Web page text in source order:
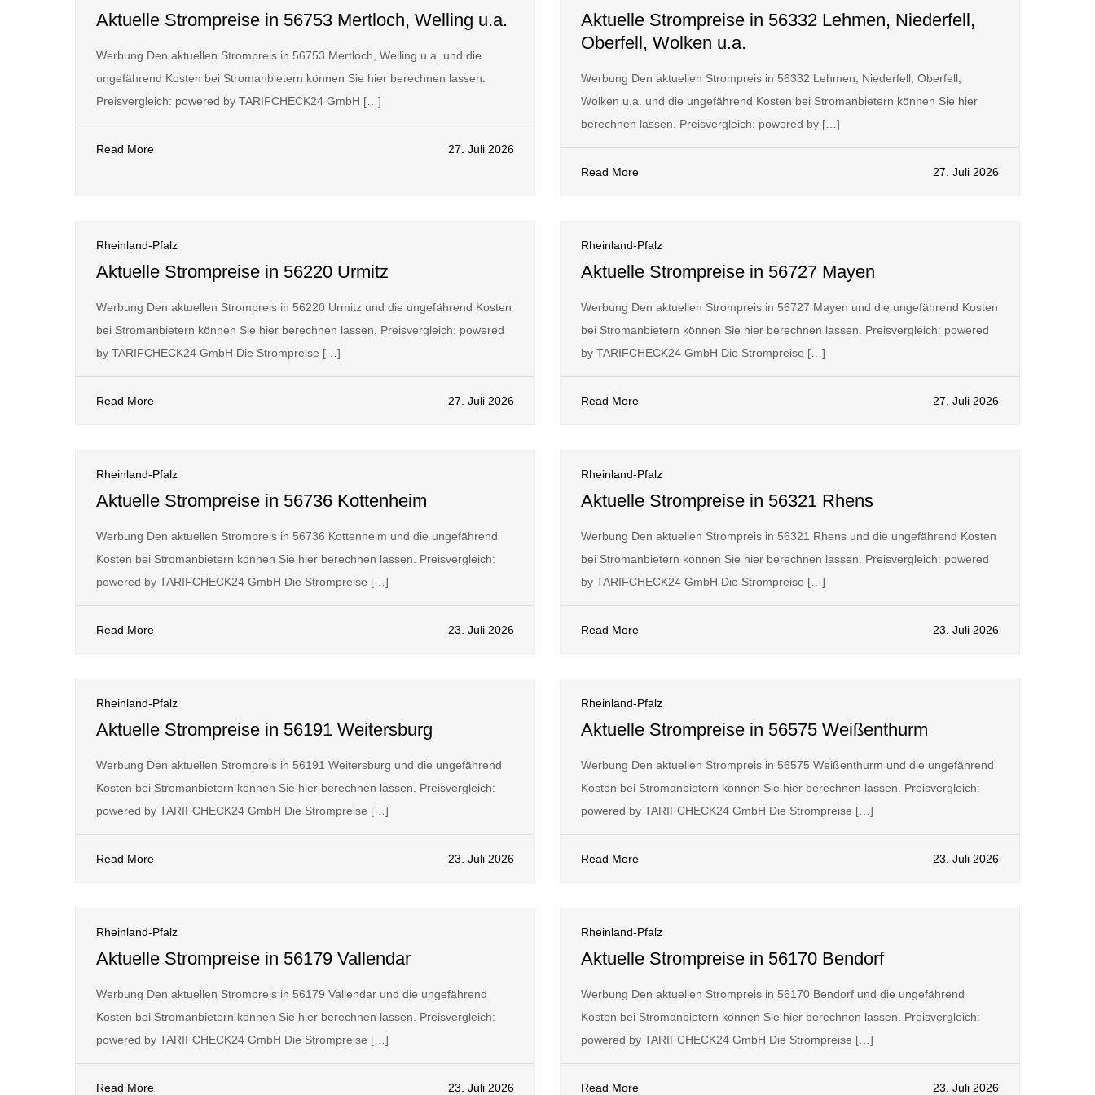
Aktuelle Strompreise in 56753 Mertloch, Welling u.a.
Werbung Den aktuellen Strompreis in 56753 Mertloch, Welling u.a. und die
ungefährend Kosten bei Stromanbietern können Sie hier berechnen lassen.
Preisvergleich: powered by TARIFCHECK24 GmbH […]
Read More 27. Juli 2026
Aktuelle Strompreise in 56332 Lehmen, Niederfell,
Oberfell, Wolken u.a.
Werbung Den aktuellen Strompreis in 56332 Lehmen, Niederfell, Oberfell,
Wolken u.a. und die ungefährend Kosten bei Stromanbietern können Sie hier
berechnen lassen. Preisvergleich: powered by […]
Read More 27. Juli 2026
Rheinland-Pfalz
Aktuelle Strompreise in 56220 Urmitz
Werbung Den aktuellen Strompreis in 56220 Urmitz und die ungefährend Kosten
bei Stromanbietern können Sie hier berechnen lassen. Preisvergleich: powered
by TARIFCHECK24 GmbH Die Strompreise […]
Read More 27. Juli 2026
Rheinland-Pfalz
Aktuelle Strompreise in 56727 Mayen
Werbung Den aktuellen Strompreis in 56727 Mayen und die ungefährend Kosten
bei Stromanbietern können Sie hier berechnen lassen. Preisvergleich: powered
by TARIFCHECK24 GmbH Die Strompreise […]
Read More 27. Juli 2026
Rheinland-Pfalz
Aktuelle Strompreise in 56736 Kottenheim
Werbung Den aktuellen Strompreis in 56736 Kottenheim und die ungefährend
Kosten bei Stromanbietern können Sie hier berechnen lassen. Preisvergleich:
powered by TARIFCHECK24 GmbH Die Strompreise […]
Read More 23. Juli 2026
Rheinland-Pfalz
Aktuelle Strompreise in 56321 Rhens
Werbung Den aktuellen Strompreis in 56321 Rhens und die ungefährend Kosten
bei Stromanbietern können Sie hier berechnen lassen. Preisvergleich: powered
by TARIFCHECK24 GmbH Die Strompreise […]
Read More 23. Juli 2026
Rheinland-Pfalz
Aktuelle Strompreise in 56191 Weitersburg
Werbung Den aktuellen Strompreis in 56191 Weitersburg und die ungefährend
Kosten bei Stromanbietern können Sie hier berechnen lassen. Preisvergleich:
powered by TARIFCHECK24 GmbH Die Strompreise […]
Read More 23. Juli 2026
Rheinland-Pfalz
Aktuelle Strompreise in 56575 Weißenthurm
Werbung Den aktuellen Strompreis in 56575 Weißenthurm und die ungefährend
Kosten bei Stromanbietern können Sie hier berechnen lassen. Preisvergleich:
powered by TARIFCHECK24 GmbH Die Strompreise […]
Read More 23. Juli 2026
Rheinland-Pfalz
Aktuelle Strompreise in 56179 Vallendar
Werbung Den aktuellen Strompreis in 56179 Vallendar und die ungefährend
Kosten bei Stromanbietern können Sie hier berechnen lassen. Preisvergleich:
powered by TARIFCHECK24 GmbH Die Strompreise […]
Read More 23. Juli 2026
Rheinland-Pfalz
Aktuelle Strompreise in 56170 Bendorf
Werbung Den aktuellen Strompreis in 56170 Bendorf und die ungefährend
Kosten bei Stromanbietern können Sie hier berechnen lassen. Preisvergleich:
powered by TARIFCHECK24 GmbH Die Strompreise […]
Read More 23. Juli 2026